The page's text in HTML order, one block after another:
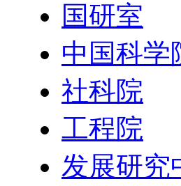
国研室
中国科学
社科院
工程院
发展研究